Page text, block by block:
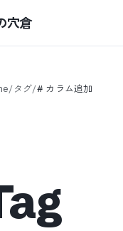
穴倉
/タグ/# カラム追加